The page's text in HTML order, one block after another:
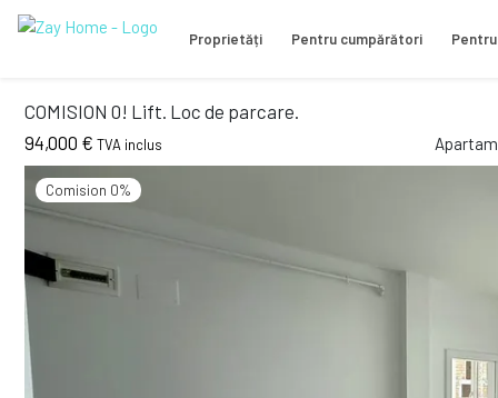
Proprietăți Pentru cumpărători
COMISION 0! Lift. Loc de parcare.
94,000 € TVA inclus
Comision 0%